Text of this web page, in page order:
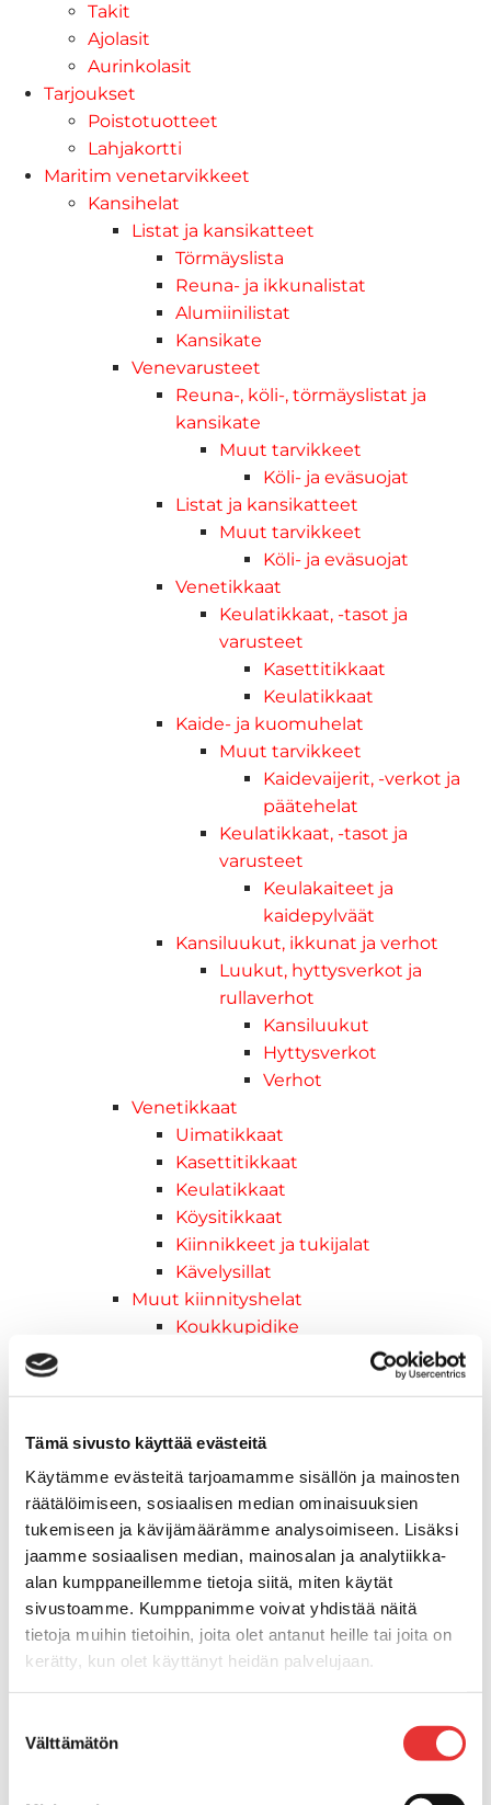
Tämä sivusto käyttää evästeitä
Käytämme evästeitä tarjoamamme sisällön ja mainosten
räätälöimiseen, sosiaalisen median ominaisuuksien
tukemiseen ja kävijämäärämme analysoimiseen. Lisäksi
jaamme sosiaalisen median, mainosalan ja analytiikka-
alan kumppaneillemme tietoja siitä, miten käytät
sivustoamme. Kumppanimme voivat yhdistää näitä
tietoja muihin tietoihin, joita olet antanut heille tai joita on
kerätty, kun olet käyttänyt heidän palvelujaan.
valinta
Välttämätön
Takit
Ajolasit
Aurinkolasit
Tarjoukset
Poistotuotteet
Lahjakortti
Maritim venetarvikkeet
Kansihelat
Listat ja kansikatteet
Törmäyslista
Reuna- ja ikkunalistat
Alumiinilistat
Kansikate
Venevarusteet
Reuna-, köli-, törmäyslistat ja
kansikate
Muut tarvikkeet
Köli- ja eväsuojat
Listat ja kansikatteet
Muut tarvikkeet
Köli- ja eväsuojat
Venetikkaat
Keulatikkaat, -tasot ja
varusteet
Kasettitikkaat
Keulatikkaat
Kaide- ja kuomuhelat
Muut tarvikkeet
Kaidevaijerit, -verkot ja
päätehelat
Keulatikkaat, -tasot ja
varusteet
Keulakaiteet ja
kaidepylväät
Kansiluukut, ikkunat ja verhot
Luukut, hyttysverkot ja
rullaverhot
Kansiluukut
Hyttysverkot
Verhot
Venetikkaat
Uimatikkaat
Kasettitikkaat
Keulatikkaat
Köysitikkaat
Kiinnikkeet ja tukijalat
Kävelysillat
Muut kiinnityshelat
Koukkupidike
Reuna-, köli-, törmäyslistat ja kansikate
Kansikate
Reuna- ja ikkunalistat
Alumiinilistat
Kävelysillat ja Taavetit
Kiinnitysvarret
SUP-laudan telineet
Kuljetusrampit